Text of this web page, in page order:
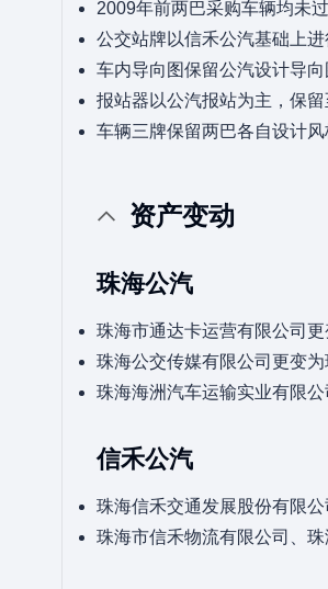
2009年前两巴采购车辆均未
公交站牌以信禾公汽基础上
车内导向图保留公汽设计导
报站器以公汽报站为主，保
车辆三牌保留两巴各自设计
资产变动
珠海公汽
珠海市通达卡运营有限公司
珠海公交传媒有限公司更变
珠海海洲汽车运输实业有限
信禾公汽
珠海信禾交通发展股份有限
珠海市信禾物流有限公司、